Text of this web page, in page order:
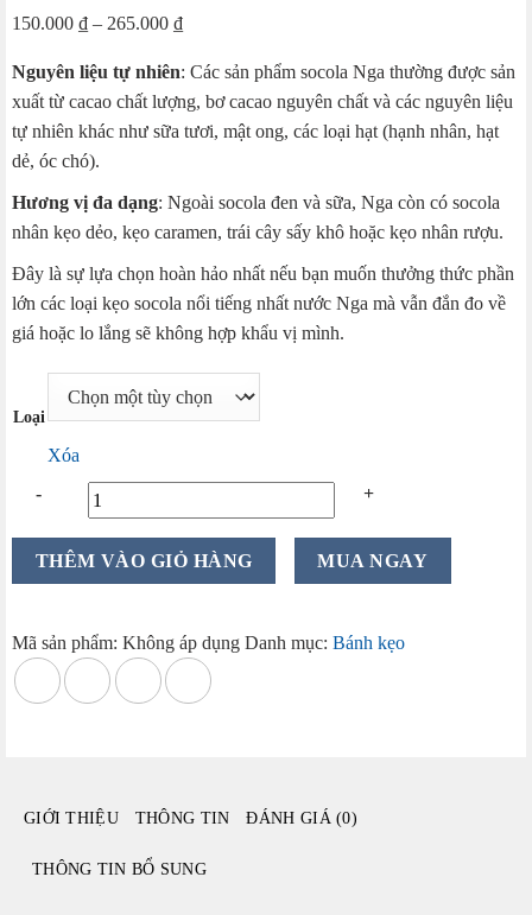
150.000 ₫ – 265.000 ₫Khoảng
từ
150.000 ₫
đến
Nguyên liệu tự nhiên: Các sản phẩm socola Nga thường được sản
xuất từ cacao chất lượng, bơ cacao nguyên chất và các nguyên liệu
tự nhiên khác như sữa tươi, mật ong, các loại hạt (hạnh nhân, hạt
dẻ, óc chó).
Hương vị đa dạng: Ngoài socola đen và sữa, Nga còn có socola
nhân kẹo dẻo, kẹo caramen, trái cây sấy khô hoặc kẹo nhân rượu.
Đây là sự lựa chọn hoàn hảo nhất nếu bạn muốn thưởng thức phần
lớn các loại kẹo socola nổi tiếng nhất nước Nga mà vẫn đắn đo về
giá hoặc lo lắng sẽ không hợp khẩu vị mình.
Loại
Xóa
Kẹo
19
vị
gói
THÊM VÀO GIỎ HÀNG MUA NGAY
Mã sản phẩm: Không áp dụng Danh mục: Bánh kẹo
GIỚI THIỆU THÔNG TIN ĐÁNH GIÁ (0)
THÔNG TIN BỔ SUNG